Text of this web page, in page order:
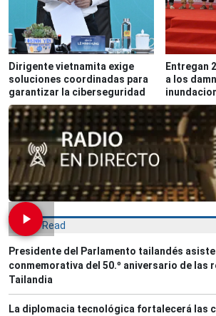
Dirigente vietnamita exige
soluciones coordinadas para
garantizar la ciberseguridad
Entregan
a los
Most Read
Presidente del Parlamento tailandés
conmemorativa del 50.º aniversario de las
Tailandia
La diplomacia tecnológica fortalecerá las